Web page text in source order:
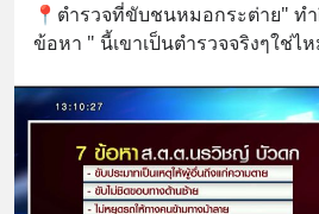
📍ตำรวจที่ขับชนหมอกระต่าย" ท
ข้อหา " นี้เขาเป็นตำรวจจริงๆใช่ไ